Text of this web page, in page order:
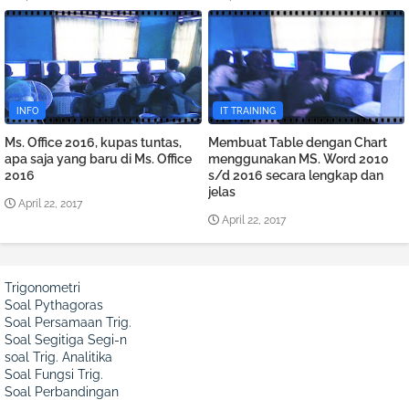
INFO
Ms. Office 2016, kupas tuntas,
apa saja yang baru di Ms. Office
2016
April 22, 2017
IT TRAINING
Membuat Table dengan Chart
menggunakan MS. Word 2010
s/d 2016 secara lengkap dan
jelas
April 22, 2017
Trigonometri
Soal Pythagoras
Soal Persamaan Trig.
Soal Segitiga Segi-n
soal Trig. Analitika
Soal Fungsi Trig.
Soal Perbandingan